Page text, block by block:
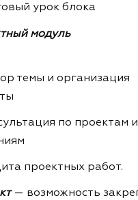
урок блока
модуль
темы и организация
по проектам и
проектных работ.
— возможность